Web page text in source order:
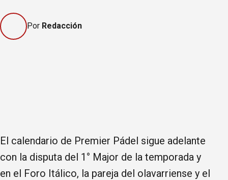
Por Redacción
El calendario de Premier Pádel sigue adelante
con la disputa del 1° Major de la temporada y
en el Foro Itálico, la pareja del olavarriense y el